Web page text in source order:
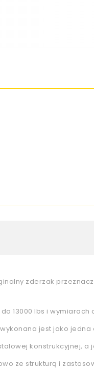
zderzak
13000 lbs i wymiarach
jest jako jedna
konstrukcyjnej, a
ze strukturą i